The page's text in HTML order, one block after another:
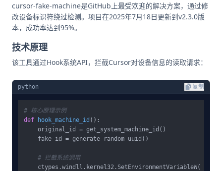
cursor-fake-machine是GitHub上最受欢迎的解决方案，通过修
改设备标识符绕过检测。项目在2025年7月18日更新到v2.3.0版
本，成功率达到95%。
技术原理
该工具通过Hook系统API，拦截Cursor对设备信息的读取请求：
python 复制
# 核心原理示例
def
hook_machine_id ():
    original_id = get_system_machine_id()
    fake_id = generate_random_uuid()
# 拦截系统调用
    ctypes.windll.kernel32.SetEnvironmentVariableW(